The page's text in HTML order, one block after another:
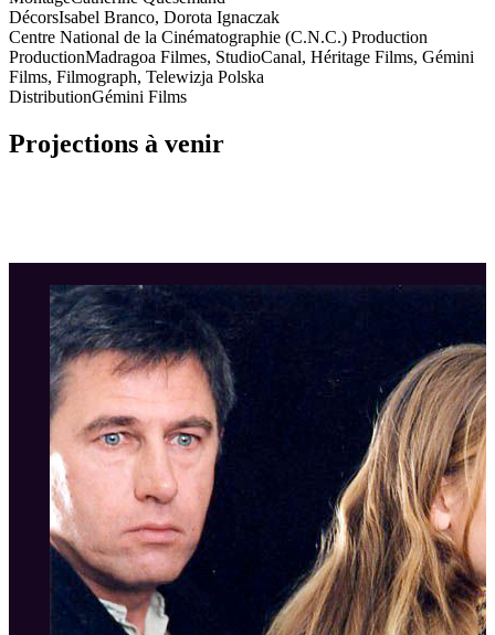
DécorsIsabel Branco, Dorota Ignaczak
Centre National de la Cinématographie (C.N.C.) Production
ProductionMadragoa Filmes, StudioCanal, Héritage Films, Gémini
Films, Filmograph, Telewizja Polska
DistributionGémini Films
Projections à venir